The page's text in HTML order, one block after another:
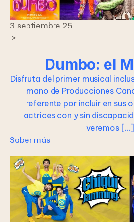
3 septiembre 25
>
Dumbo: el
Disfruta del primer musical
mano de Producciones
referente por incluir en sus
actrices con y sin
veremos […]
Saber más